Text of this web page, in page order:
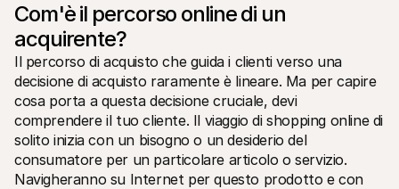
Com'è il percorso online di un
acquirente?
Il percorso di acquisto che guida i clienti verso una
decisione di acquisto raramente è lineare. Ma per capire
cosa porta a questa decisione cruciale, devi
comprendere il tuo cliente. Il viaggio di shopping online di
solito inizia con un bisogno o un desiderio del
consumatore per un particolare articolo o servizio.
Navigheranno su Internet per questo prodotto e con